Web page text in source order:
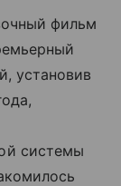
фильм
установив
системы